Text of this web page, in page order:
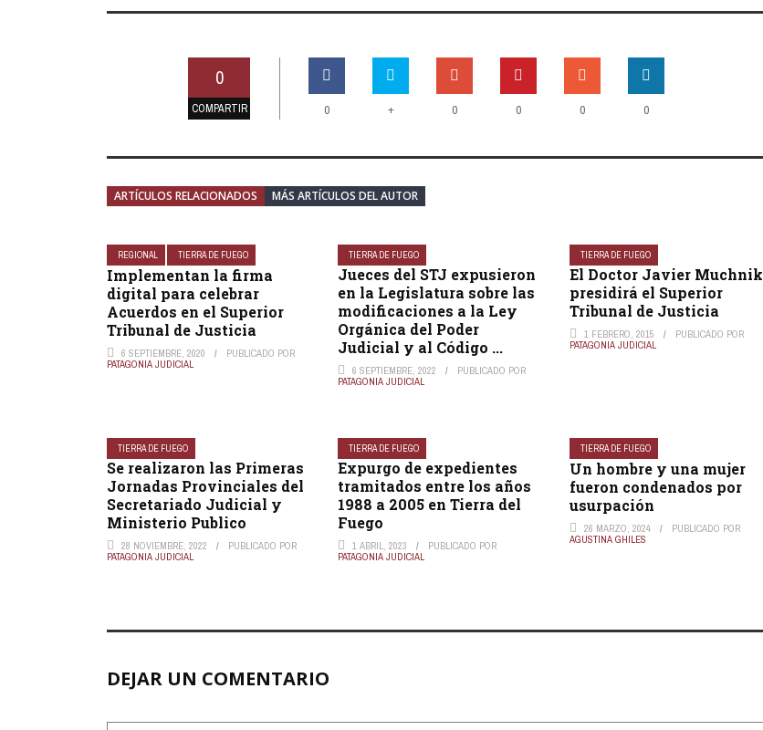
0
COMPARTIR 0 + 0 0 0 0
ARTÍCULOS RELACIONADOS MÁS ARTÍCULOS DEL AUTOR
REGIONAL TIERRA DE FUEGO
Implementan la firma
digital para celebrar
Acuerdos en el Superior
Tribunal de Justicia
6 SEPTIEMBRE, 2020
PUBLICADO POR
PATAGONIA JUDICIAL
TIERRA DE FUEGO
Jueces del STJ expusieron
en la Legislatura sobre las
modificaciones a la Ley
Orgánica del Poder
Judicial y al Código ...
6 SEPTIEMBRE, 2022
PUBLICADO POR
PATAGONIA JUDICIAL
TIERRA DE FUEGO
El Doctor Javier Muchnik
presidirá el Superior
Tribunal de Justicia
1 FEBRERO, 2015
PUBLICADO POR
PATAGONIA JUDICIAL
TIERRA DE FUEGO
Se realizaron las Primeras
Jornadas Provinciales del
Secretariado Judicial y
Ministerio Publico
28 NOVIEMBRE, 2022
PUBLICADO POR
PATAGONIA JUDICIAL
TIERRA DE FUEGO
Expurgo de expedientes
tramitados entre los años
1988 a 2005 en Tierra del
Fuego
1 ABRIL, 2023
PUBLICADO POR
PATAGONIA JUDICIAL
TIERRA DE FUEGO
Un hombre y una mujer
fueron condenados por
usurpación
26 MARZO, 2024
PUBLICADO POR
AGUSTINA GHILES
DEJAR UN COMENTARIO